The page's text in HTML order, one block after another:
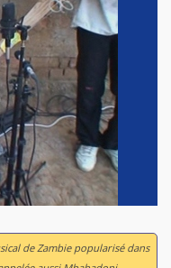
de Zambie popularisé dans